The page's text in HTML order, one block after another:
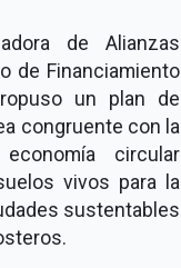
de Alianzas
de Financiamiento
un plan de
congruente con la
circular
vivos para la
sustentables